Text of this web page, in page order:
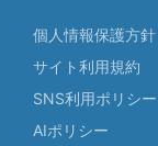
個人情報保護方針
サイト利用規約
SNS利用ポリシー
AIポリシー